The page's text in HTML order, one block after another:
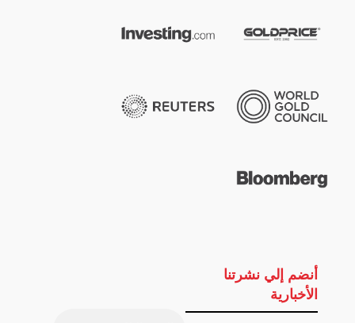
أنضم إلي نشرتنا
الأخبارية